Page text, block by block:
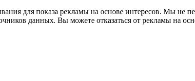
для показа рекламы на основе интересов. Мы не
данных. Вы можете отказаться от рекламы на